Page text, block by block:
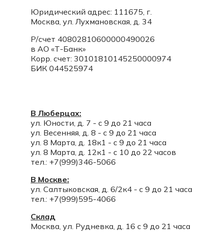
Юридический адрес: 111675, г.
Москва, ул. Лухмановская, д. 34
Р/счет 40802810600000490026
в АО «Т-Банк»
Корр. счет: 30101810145250000974
БИК 044525974
В Люберцах:
ул. Юности, д. 7 - с 9 до 21 часа
ул. Весенняя, д. 8 - с 9 до 21 часа
ул. 8 Марта, д. 18к1 - с 9 до 21 часа
ул. 8 Марта, д. 12к1 - с 10 до 22 часов
тел.: +7(999)346-5066
В Москве:
ул. Салтыковская, д. 6/2к4 - с 9 до 21 часа
тел.: +7(999)595-4066
Склад
Москва, ул. Рудневка, д. 16 с 9 до 21 часа